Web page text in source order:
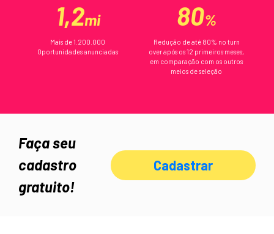
1,2mi
Mais de 1.200.000
Oportunidades anunciadas
80%
Redução de até 80% no turn
overapós os 12 primeiros meses,
em comparação com os outros
meios de seleção
Faça seu
cadastro
gratuito!
Cadastrar